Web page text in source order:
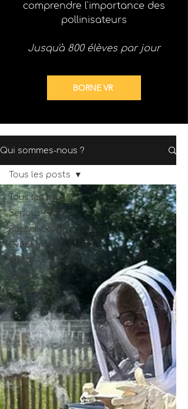
comprendre l'importance des
pollinisateurs
Jusqu'à 800 élèves par jour
BORNE VR
Qui sommes-nous ?
Tous les posts
Serious Game
Rucher-école
Événements
MMAPA
Presse
Association
Initiation
Tous les posts